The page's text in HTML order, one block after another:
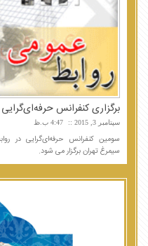
برگزاری كنفرانس
سپتامبر 3, 2015 4:47 ب.ظ
سیمرغ تهران برگزار می شود.